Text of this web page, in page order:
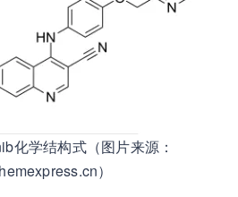
化学结构式（图片来源：
）